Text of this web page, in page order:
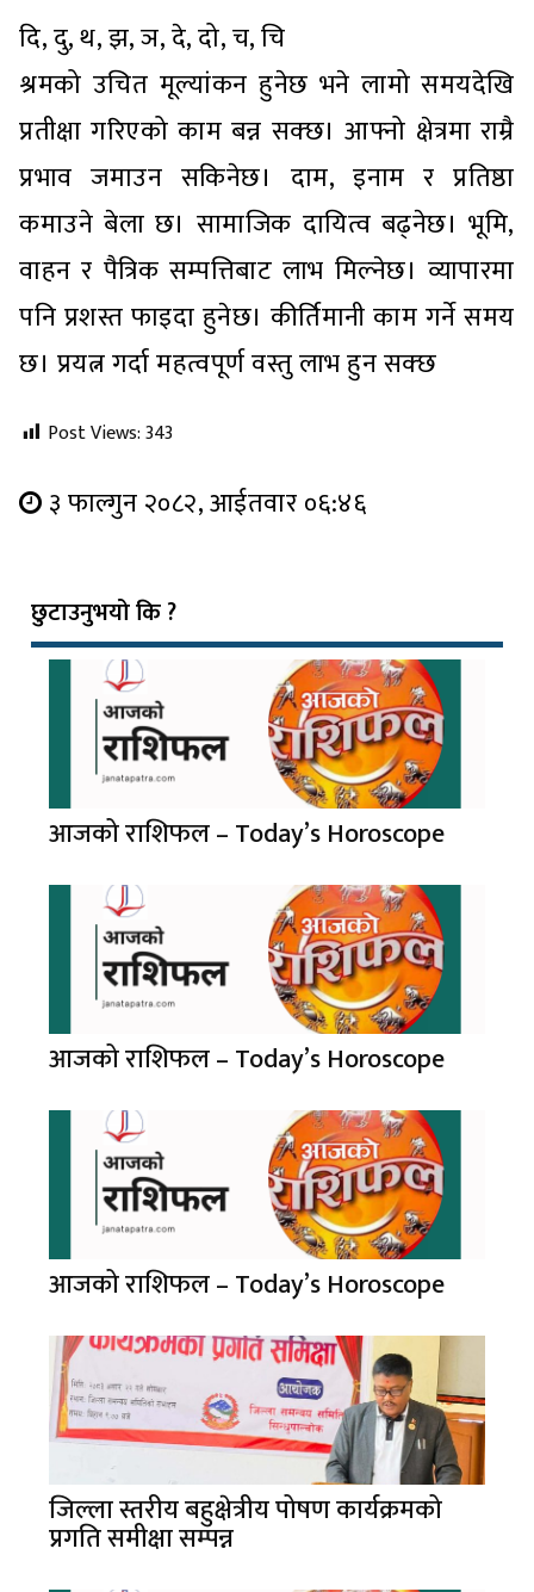
दि, दु, थ, झ, ञ, दे, दो, च, चि
श्रमको उचित मूल्यांकन हुनेछ भने लामो समयदेखि
प्रतीक्षा गरिएको काम बन्न सक्छ। आफ्नो क्षेत्रमा राम्रै
प्रभाव जमाउन सकिनेछ। दाम, इनाम र प्रतिष्ठा
कमाउने बेला छ। सामाजिक दायित्व बढ्नेछ। भूमि,
वाहन र पैत्रिक सम्पत्तिबाट लाभ मिल्नेछ। व्यापारमा
पनि प्रशस्त फाइदा हुनेछ। कीर्तिमानी काम गर्ने समय
छ। प्रयत्न गर्दा महत्वपूर्ण वस्तु लाभ हुन सक्छ
Post Views:343
३ फाल्गुन २०८२, आईतवार ०६:४६
छुटाउनुभयो कि ?
आजको राशिफल – Today’s Horoscope
आजको राशिफल – Today’s Horoscope
आजको राशिफल – Today’s Horoscope
जिल्ला स्तरीय बहुक्षेत्रीय पोषण कार्यक्रमको
प्रगति समीक्षा सम्पन्न